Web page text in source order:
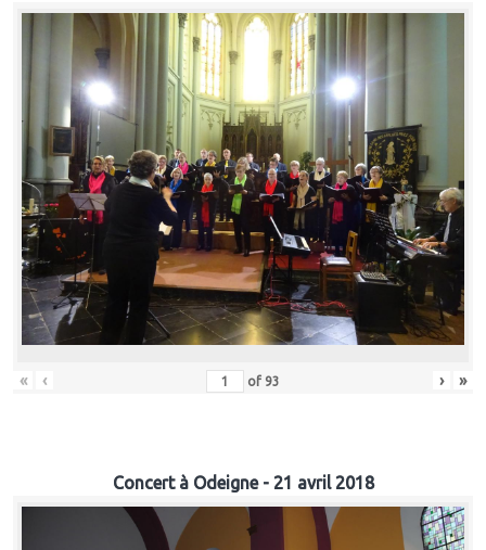
« ‹ of 93 › »
Concert à Odeigne - 21 avril 2018